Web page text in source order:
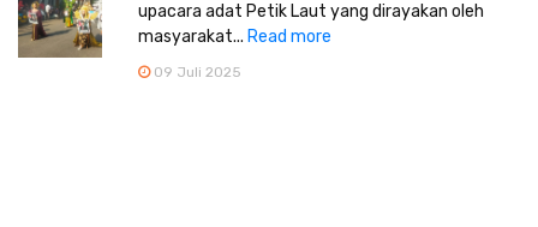
upacara adat Petik Laut yang dirayakan oleh
masyarakat... Read more
09 Juli 2025